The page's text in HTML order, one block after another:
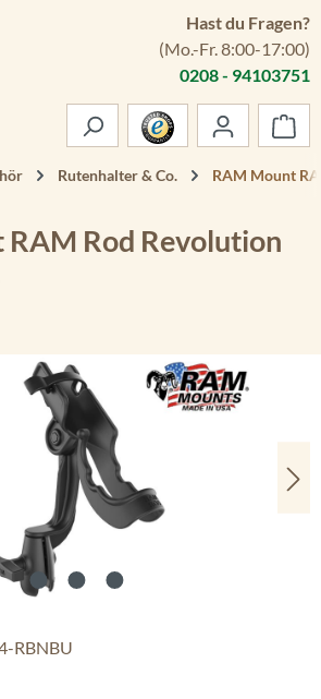
Hast du Fragen?
(Mo.-Fr. 8:00-17:00)
0208 - 94103751
Rutenhalter & Co. RAM Mount
Rod Revolution
RBNBU